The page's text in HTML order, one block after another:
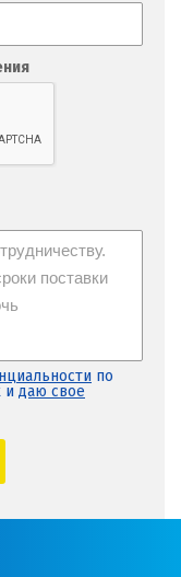
по
и даю свое